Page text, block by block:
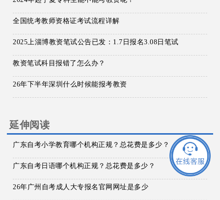
全国统考教师资格证考试流程详解
2025上淄博教资笔试公告已发：1.7日报名3.08日笔试
教资笔试科目报错了怎么办？
26年下半年深圳什么时候能报考教资
延伸阅读
广东自考小学教育哪个机构正规？总花费是多少？
广东自考日语哪个机构正规？总花费是多少？
26年广州自考成人大专报名官网网址是多少